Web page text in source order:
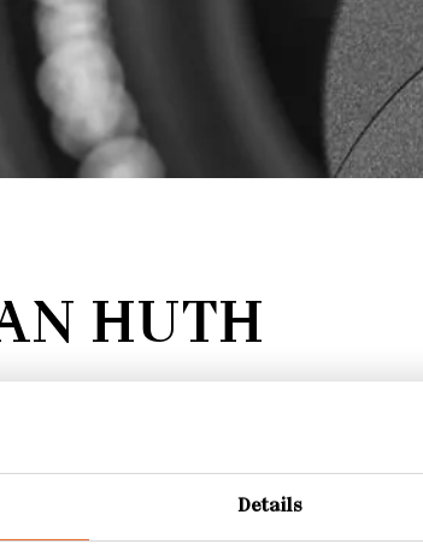
Details
HUTH